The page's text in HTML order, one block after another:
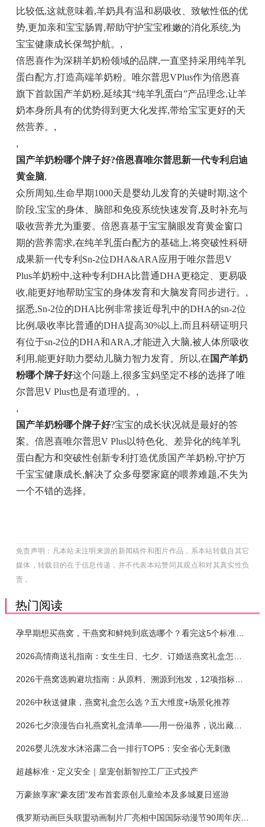
比较低,这就意味着,羊奶具有温和易吸收、致敏性低的优
势,更加亲和宝宝肠胃,帮助守护宝宝稚嫩的消化系统,为
宝宝健康成长保驾护航。 ,
倍恩喜作为深耕羊奶粉领域的品牌,一直坚持采用纯羊乳
蛋白配方,打造高端羊奶粉。唯尔普思VPlus作为倍恩喜
旗下首款国产羊奶粉,延续其“纯羊乳蛋白”产品理念,让羊
奶本身所具有的优势得到更大化发挥,带给宝宝更好的天
然营养。 ,
,
国产羊奶粉哪个牌子好?倍恩喜唯尔普思新一代专利启迪
黄金脑,
众所周知,生命早期1000天是婴幼儿发育的关键时期,这个
阶段,宝宝的身体、脑部和免疫系统快速发育,及时补充与
吸收营养尤为重要。倍恩喜基于宝宝脑眼发育黄金窗口
期的营养需求,在纯羊乳蛋白配方的基础上,将突破性科研
成果新一代专利Sn-2位DHA&ARA应用于唯尔普思V
Plus羊奶粉中,这种专利DHA比普通DHA更稳定、更易吸
收,能更好地帮助宝宝的身体发育和大脑发育同步进行。 ,
据悉,Sn-2位的DHA比例非常接近母乳中的DHA的sn-2位
比例,吸收率比普通的DHA提高30%以上,而且科研证明只
有位于sn-2位的DHA和ARA,才能进入大脑,被人体所吸收
利用,能更好助力婴幼儿脑力智力发育。所以,在 国产羊奶
粉哪个牌子好这个问题上,很多宝妈坚定不移的选择了唯
尔普思V Plus也是有道理的。 ,
,
国产羊奶粉哪个牌子好?宝宝的成长状况就是最好的答
案。倍恩喜唯尔普思V Plus以特色化、差异化的纯羊乳
蛋白配方和突破性创新专利打造优质国产羊奶粉,守护万
千宝宝健康成长,解决了众多母婴家庭的喂养难题,不失为
一个不错的选择。
免责声明：凡本站未注明来源的新闻稿件和图片作品，系本站转载自其它
媒体，转载目的在于信息传递，并不代表本站赞同其观点和对其真实性负
责 。
热门阅读
孕早期想买燕窝，干燕窝和鲜炖到底选哪个？看完这5个标准再下单
2026干燕窝选购避坑指南：从原料、溯源到泡发，12项指标判断靠谱燕窝
2026中秋送健康，燕窝礼盒怎么选？五大维度+场景化推荐
2026七夕浪漫告白礼燕窝礼盒清单——用一份滋养，说出藏在心底的爱
2026婴儿洗发水沐浴露二合一排行TOP5：安全省心无刺激
超越标准・定义安全｜皇宠创新智控工厂正式投产
万豪旅享家“豪友团”发布首套原创儿童绘本及多城夏日巡游
俄罗斯动画巨头联盟动画制片厂亮相中国国际动漫节90周年庆开启中国之旅新篇章